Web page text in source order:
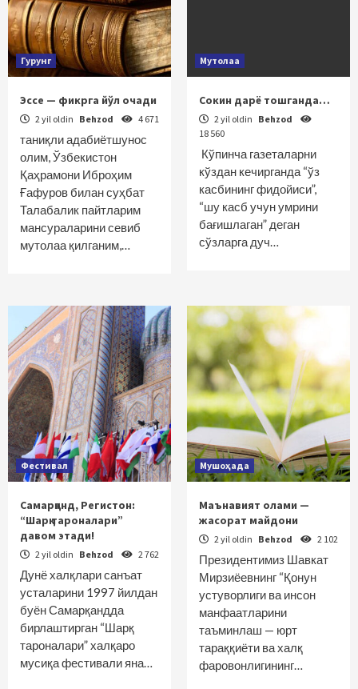
Гурунг
Эссе — фикрга йўл очади
2 yil oldin Behzod 4 671
таниқли адабиётшунос
олим, Ўзбекистон
Қаҳрамони Иброҳим
Ғафуров билан суҳбат
Талабалик пайтларим
мансураларини севиб
мутолаа қилганим,…
Мутолаа
Сокин дарё тошганда…
2 yil oldin Behzod
18 560
Кўпинча газеталарни
кўздан кечирганда “ўз
касбининг фидойиси”,
“шу касб учун умрини
бағишлаган” деган
сўзларга дуч…
Фестивал
Самарқанд, Регистон:
“Шарқ тароналари”
давом этади!
2 yil oldin Behzod 2 762
Дунё халқлари санъат
усталарини 1997 йилдан
буён Самарқандда
бирлаштирган “Шарқ
тароналари” халқаро
мусиқа фестивали яна…
Мушоҳада
Маънавият олами —
жасорат майдони
2 yil oldin Behzod 2 102
Президентимиз Шавкат
Мирзиёевнинг “Қонун
устуворлиги ва инсон
манфаатларини
таъминлаш — юрт
тараққиёти ва халқ
фаровонлигининг…